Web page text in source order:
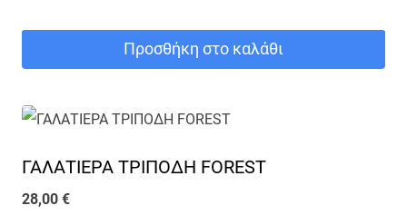
Προσθήκη στο καλάθι
ΓΑΛΑΤΙΕΡΑ ΤΡΙΠΟΔΗ FOREST
28,00 €